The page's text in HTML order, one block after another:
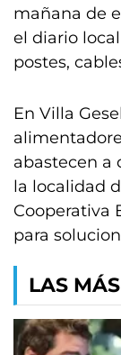
mañana de
el diario
postes,
En Villa
abastecen a
la localidad
Cooperativa
para
LAS